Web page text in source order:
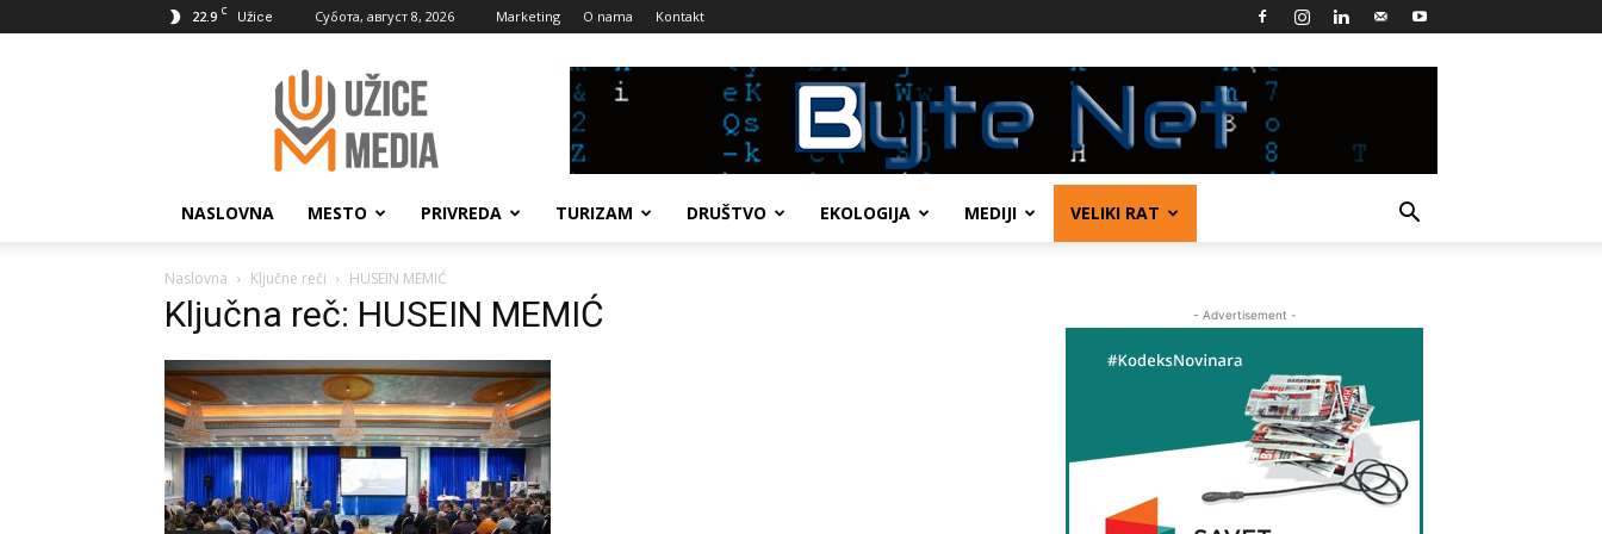
22.9 C Užice Субота, август 8, 2026 Marketing O nama Kontakt
UžiceMedia
NASLOVNA MESTO PRIVREDA TURIZAM DRUŠTVO EKOLOGIJA MEDIJI VELIKI RAT
Naslovna Ključne reči HUSEIN MEMIĆ
Ključna reč: HUSEIN MEMIĆ - Advertisement -